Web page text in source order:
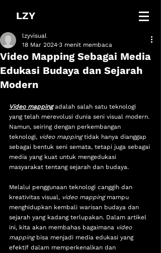
LZY
Video Mapping Sebagai Media
Edukasi Budaya dan Sejarah
Modern
lzyvisual
18 Mar 2024 3 menit membaca
Video mapping adalah salah satu teknologi
yang telah merevolusi dunia seni visual modern.
Namun, seiring dengan perkembangan
teknologi, video mapping tidak hanya dianggap
sebagai bentuk seni semata, tetapi juga sebagai
media yang kuat untuk mengedukasi
masyarakat tentang sejarah dan budaya.
Melalui penggunaan teknologi canggih dan
kreativitas visual, video mapping mampu
menghidupkan kembali warisan budaya dan
sejarah yang kadang terlupakan. Dalam artikel
ini, kita akan membahas bagaimana video
mapping bisa menjadi media edukasi yang
efektif dalam memperkenalkan dan